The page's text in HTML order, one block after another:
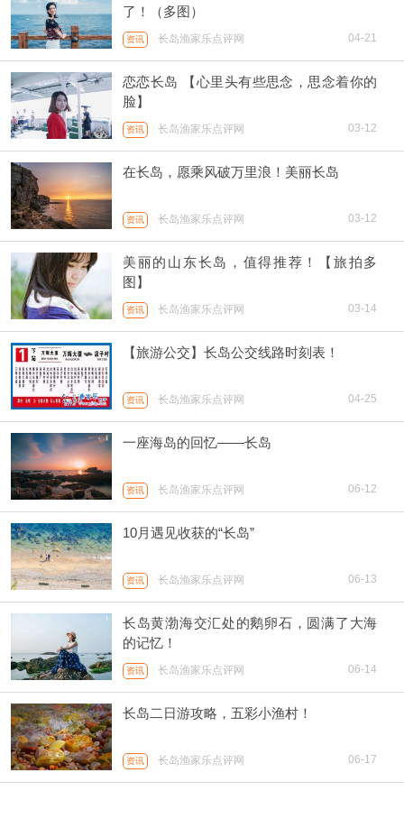
了！（多图）
资讯 长岛渔家乐点评网 04-21
恋恋长岛 【心里头有些思念，思念着你的
脸】
资讯 长岛渔家乐点评网 03-12
在长岛，愿乘风破万里浪！美丽长岛
资讯 长岛渔家乐点评网 03-12
美丽的山东长岛，值得推荐！【旅拍多
图】
资讯 长岛渔家乐点评网 03-14
【旅游公交】长岛公交线路时刻表！
资讯 长岛渔家乐点评网 04-25
一座海岛的回忆——长岛
资讯 长岛渔家乐点评网 06-12
10月遇见收获的“长岛”
资讯 长岛渔家乐点评网 06-13
长岛黄渤海交汇处的鹅卵石，圆满了大海
的记忆！
资讯 长岛渔家乐点评网 06-14
长岛二日游攻略，五彩小渔村！
资讯 长岛渔家乐点评网 06-17